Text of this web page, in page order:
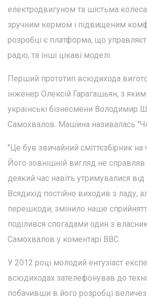
електродвигуном та шістьма
зручним кермом і підвищеним
розробці є платформа, що
радіо, та інші цікаві моделі.
Перший прототип всюдихода
інженер Олексій Гарагашьян, з
українські бізнесмени Володимир
Самохвалов. Машина називалась
"Це був звичайний сміттєзбірник на
Його зовнішній вигляд не
деякий час навіть утримувалися від
Всядихід постійно виходив з ладу,
перешкоди, змінило наше
поділився спогадами один з
Самохвалов у коментарі BBC.
У 2012 році молодий ентузіаст
всюдиходах зателефонував до
побачивши в його розробці